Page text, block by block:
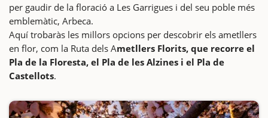
per gaudir de la floració a Les Garrigues i del seu poble més
emblemàtic, Arbeca.
Aquí trobaràs les millors opcions per descobrir els ametllers
en flor, com la Ruta dels Ametllers Florits, que recorre el
Pla de la Floresta, el Pla de les Alzines i el Pla de
Castellots.